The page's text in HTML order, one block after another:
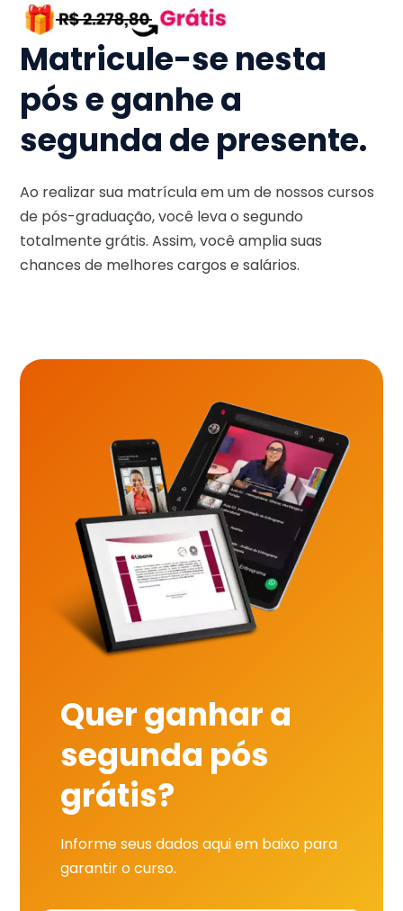
Matricule-se nesta
pós e ganhe a
segunda de presente.
Ao realizar sua matrícula em um de nossos cursos
de pós-graduação, você leva o segundo
totalmente grátis. Assim, você amplia suas
chances de melhores cargos e salários.
Quer ganhar a
segunda pós
grátis?
Informe seus dados aqui em baixo para
garantir o curso.